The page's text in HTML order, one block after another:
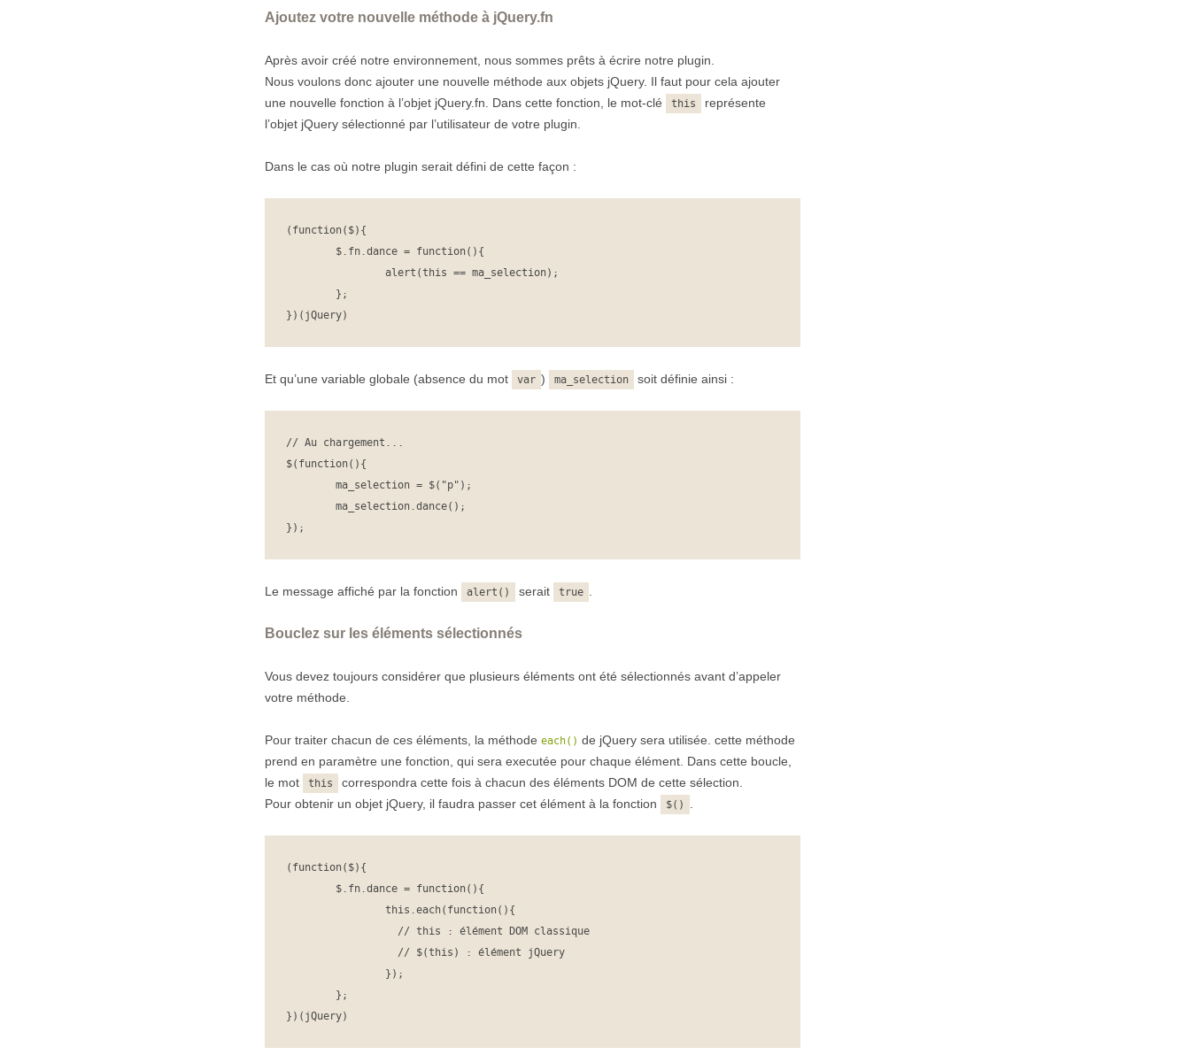
Ajoutez votre nouvelle méthode à jQuery.fn
Après avoir créé notre environnement, nous sommes prêts à écrire notre plugin.
Nous voulons donc ajouter une nouvelle méthode aux objets jQuery. Il faut pour cela ajouter
une nouvelle fonction à l’objet jQuery.fn. Dans cette fonction, le mot-clé
this
représente
l’objet jQuery sélectionné par l’utilisateur de votre plugin.
Dans le cas où notre plugin serait défini de cette façon :
(function($){
})(jQuery)
Et qu’une variable globale (absence du mot var ) ma_selection soit définie ainsi :
// Au chargement...
$(function(){
});
Le message affiché par la fonction alert() serait true .
Bouclez sur les éléments sélectionnés
Vous devez toujours considérer que plusieurs éléments ont été sélectionnés avant d’appeler
votre méthode.
Pour traiter chacun de ces éléments, la méthode each() de jQuery sera utilisée. cette méthode
prend en paramètre une fonction, qui sera executée pour chaque élément. Dans cette boucle,
le mot
this
correspondra cette fois à chacun des éléments DOM de cette sélection.
Pour obtenir un objet jQuery, il faudra passer cet élément à la fonction
$() .
(function($){
})(jQuery)